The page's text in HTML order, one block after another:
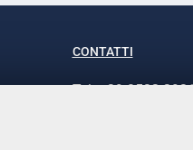
CONTATTI
Tel. +39 0532